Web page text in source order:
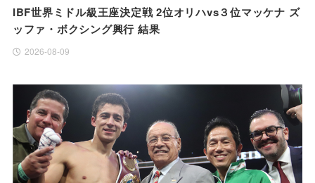
IBF世界ミドル級王座決定戦 2位オリハvs３位マッケナ ズ
ッファ・ボクシング興行 結果
2026-08-09